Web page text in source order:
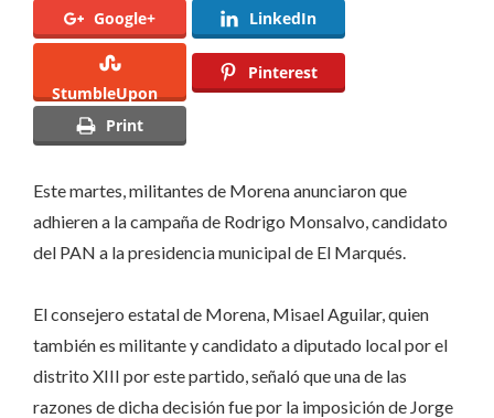
Google+ LinkedIn
StumbleUpon
Pinterest
Print
Este martes, militantes de Morena anunciaron que
adhieren a la campaña de Rodrigo Monsalvo, candidato
del PAN a la presidencia municipal de El Marqués.
El consejero estatal de Morena, Misael Aguilar, quien
también es militante y candidato a diputado local por el
distrito XIII por este partido, señaló que una de las
razones de dicha decisión fue por la imposición de Jorge